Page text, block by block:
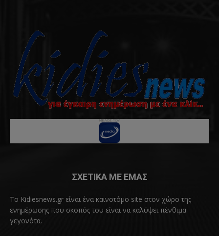
ΣΧΕΤΙΚΑ ΜΕ ΕΜΑΣ
Το Kidiesnews.gr είναι ένα καινοτόμο site στον χώρο της
ενημέρωσης που σκοπός του είναι να καλύψει πένθιμα
γεγονότα.